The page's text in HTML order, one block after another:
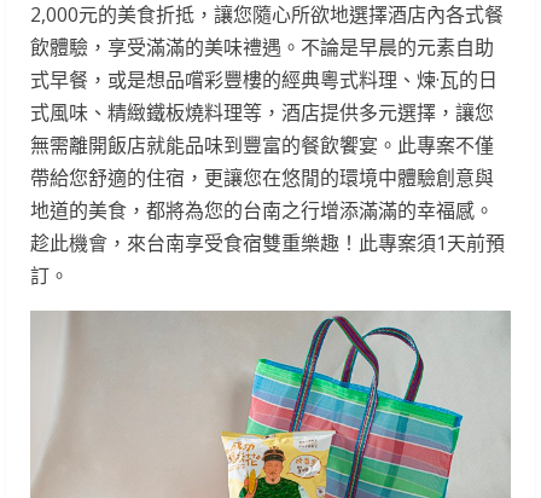
2,000元的美食折抵，讓您隨心所欲地選擇酒店內各式餐
飲體驗，享受滿滿的美味禮遇。不論是早晨的元素自助
式早餐，或是想品嚐彩豐樓的經典粵式料理、煉·瓦的日
式風味、精緻鐵板燒料理等，酒店提供多元選擇，讓您
無需離開飯店就能品味到豐富的餐飲饗宴。此專案不僅
帶給您舒適的住宿，更讓您在悠閒的環境中體驗創意與
地道的美食，都將為您的台南之行增添滿滿的幸福感。
趁此機會，來台南享受食宿雙重樂趣！此專案須1天前預
訂。